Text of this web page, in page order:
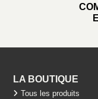
LA BOUTIQUE
Tous les produits